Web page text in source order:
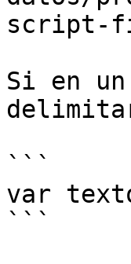
script-
Si en
```
var
```